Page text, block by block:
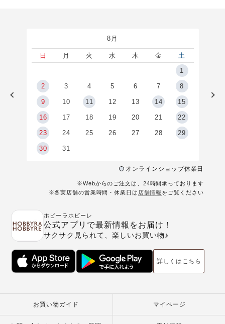
8月
日 月 火 水 木 金
土
1
2 3 4 5 6 7 8
9 10 11 12 13 14 15
16 17 18 19 20 21 22
23 24 25 26 27 28 29
30 31
オンラインショップ休業日
※Webからのご注文は、24時間承っております
※各実店舗の営業時間・休業日は 店舗情報 をご覧ください
ホビーラホビーレ
公式アプリで最新情報をお届け！
サクサク見られて、楽しいお買い物♪
詳しくはこちら
お買い物ガイド マイページ